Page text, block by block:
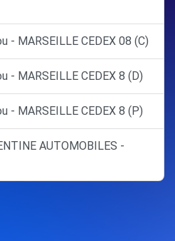
- MARSEILLE CEDEX 08 (C)
- MARSEILLE CEDEX 8 (D)
- MARSEILLE CEDEX 8 (P)
AUTOMOBILES -